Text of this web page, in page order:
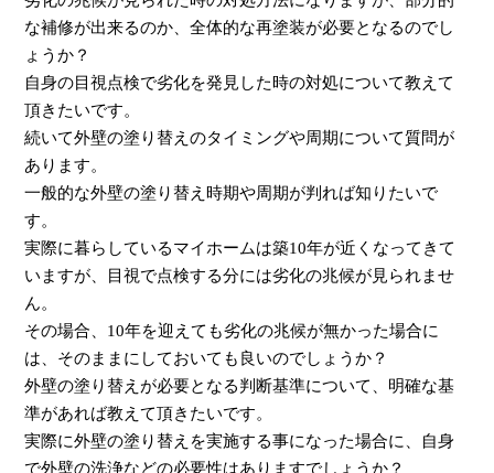
な補修が出来るのか、全体的な再塗装が必要となるのでし
ょうか？
自身の目視点検で劣化を発見した時の対処について教えて
頂きたいです。
続いて外壁の塗り替えのタイミングや周期について質問が
あります。
一般的な外壁の塗り替え時期や周期が判れば知りたいで
す。
実際に暮らしているマイホームは築10年が近くなってきて
いますが、目視で点検する分には劣化の兆候が見られませ
ん。
その場合、10年を迎えても劣化の兆候が無かった場合に
は、そのままにしておいても良いのでしょうか？
外壁の塗り替えが必要となる判断基準について、明確な基
準があれば教えて頂きたいです。
実際に外壁の塗り替えを実施する事になった場合に、自身
で外壁の洗浄などの必要性はありますでしょうか？